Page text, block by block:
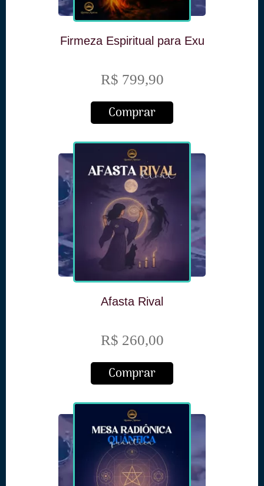
Firmeza Espiritual para Exu
R$ 799,90
Comprar
Afasta Rival
R$ 260,00
Comprar